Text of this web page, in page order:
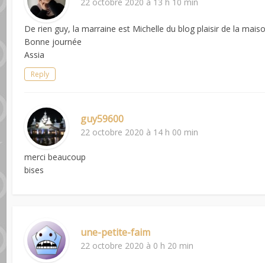
De rien guy, la marraine est Michelle du blog plaisir de la
Bonne journée
Assia
Reply
guy59600
22 octobre 2020 à 14 h 00 min
merci beaucoup
bises
une-petite-faim
22 octobre 2020 à 0 h 20 min